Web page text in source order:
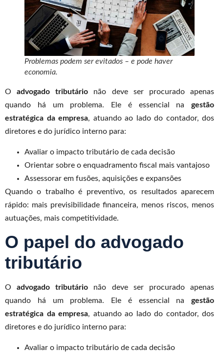
Problemas podem ser evitados – e pode haver
economia.
Oadvogado tributário não deve ser procurado apenas
quando há um problema. Ele é essencial na gestão
estratégica da empresa, atuando ao lado do contador, dos
diretores e do jurídico interno para:
Avaliar o impacto tributário de cada decisão
Orientar sobre o enquadramento fiscal mais vantajoso
Assessorar em fusões, aquisições e expansões
Quando o trabalho é preventivo, os resultados aparecem
rápido: mais previsibilidade financeira, menos riscos, menos
autuações, mais competitividade.
O papel do advogado
tributário
Oadvogado tributário não deve ser procurado apenas
quando há um problema. Ele é essencial na gestão
estratégica da empresa, atuando ao lado do contador, dos
diretores e do jurídico interno para:
Avaliar o impacto tributário de cada decisão